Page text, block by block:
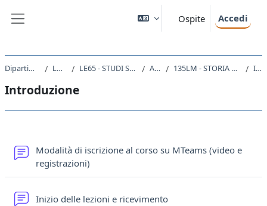
Ospite Accedi
Dipartimento di Studi Umanistici Laurea Magistrale LE65 - STUDI STORICI. DALL'ANTICO AL CONTEMPORANEO A.A. 2020 - 2021 135LM - STORIA DELLA FORMAZIONE DEGLI STATI NAZIONALI NEL XIX SECOLO 2020 Introduzione
Introduzione
Modalità di iscrizione al corso su MTeams (video e
registrazioni)
Inizio delle lezioni e ricevimento